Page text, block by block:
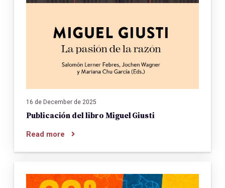
16 de December de 2025
Publicación del libro Miguel Giusti
Read more